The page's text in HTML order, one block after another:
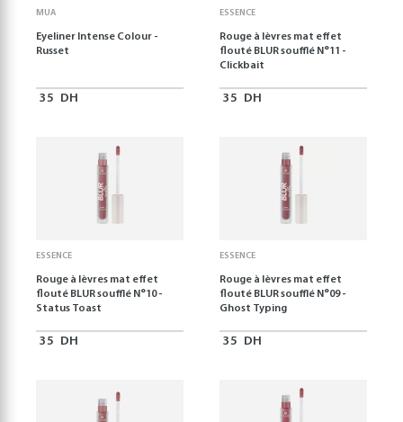
MUA
Eyeliner Intense Colour -
Russet
35 DH
ESSENCE
Rouge à lèvres mat effet
flouté BLUR soufflé N°11 -
Clickbait
35 DH
ESSENCE
Rouge à lèvres mat effet
flouté BLUR soufflé N°10 -
Status Toast
35 DH
ESSENCE
Rouge à lèvres mat effet
flouté BLUR soufflé N°09 -
Ghost Typing
35 DH